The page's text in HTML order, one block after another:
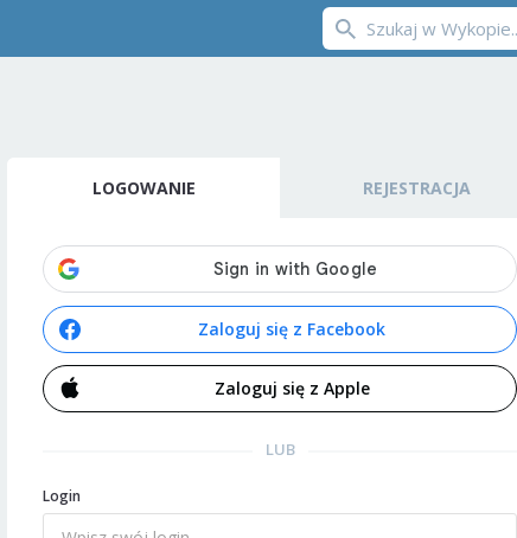
LOGOWANIE REJESTRACJA
Zaloguj się z Facebook
Zaloguj się z Apple
LUB
Login